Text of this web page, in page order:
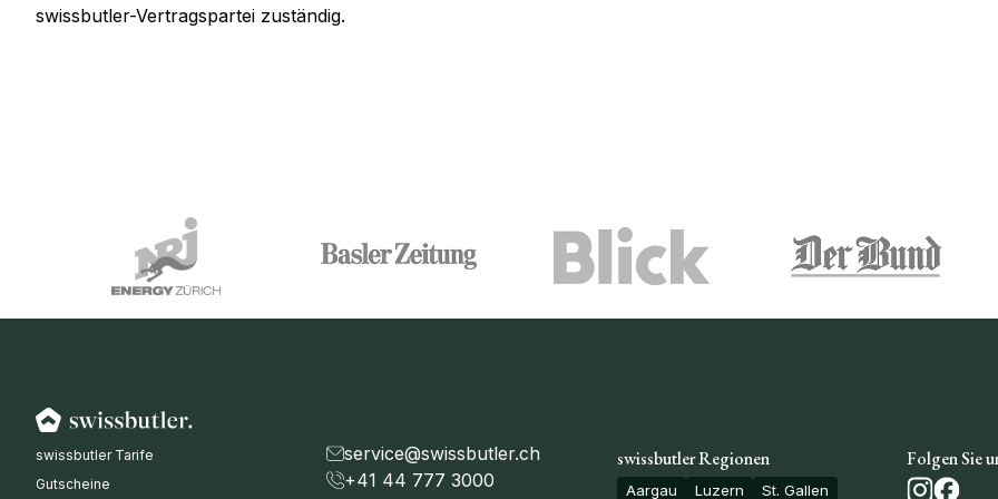
swissbutler-Vertragspartei zuständig.
swissbutler Tarife
Gutscheine
service@swissbutler.ch
+41 44 777 3000
swissbutler Regionen
Aargau Luzern St. Gallen
Folgen Sie